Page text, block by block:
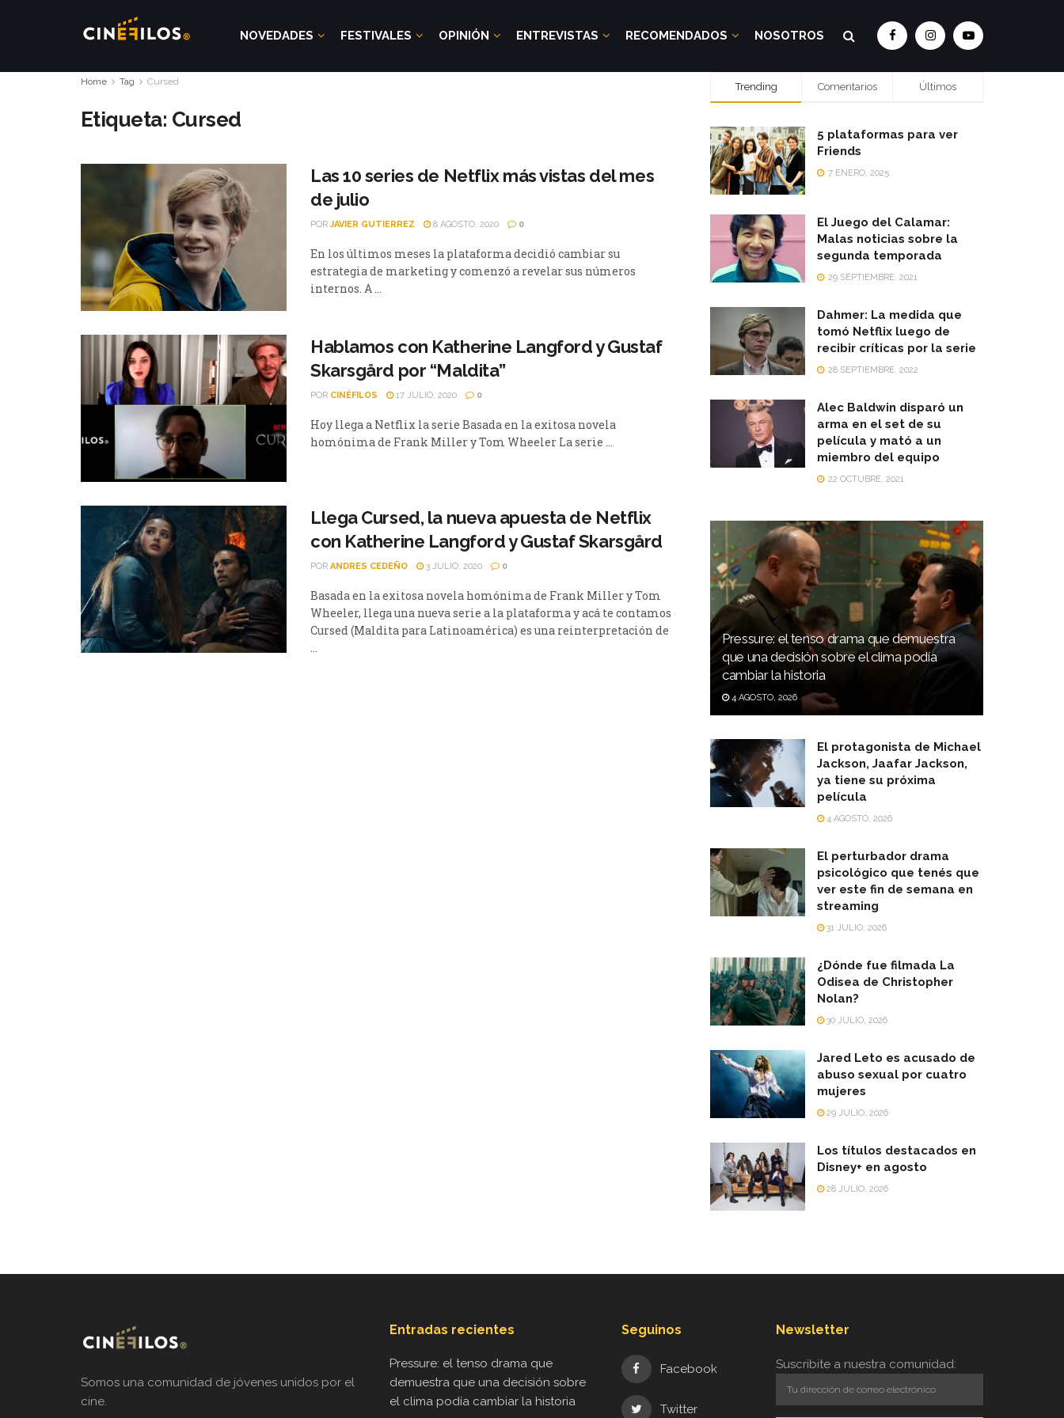
NOVEDADES FESTIVALES OPINIÓN ENTREVISTAS RECOMENDADOS NOSOTROS
Home Tag Cursed
Etiqueta: Cursed
Las 10 series de Netflix más vistas del mes
de julio
POR JAVIER GUTIERREZ 8 AGOSTO, 2020 0
En los últimos meses la plataforma decidió cambiar su
estrategia de marketing y comenzó a revelar sus números
internos. A ...
Hablamos con Katherine Langford y Gustaf
Skarsgård por “Maldita”
POR CINÉFILOS 17 JULIO, 2020 0
Hoy llega a Netflix la serie Basada en la exitosa novela
homónima de Frank Miller y Tom Wheeler La serie ...
Llega Cursed, la nueva apuesta de Netflix
con Katherine Langford y Gustaf Skarsgård
POR ANDRES CEDEÑO 3 JULIO, 2020 0
Basada en la exitosa novela homónima de Frank Miller y Tom
Wheeler, llega una nueva serie a la plataforma y acá te contamos de qué va.
Cursed (Maldita para Latinoamérica) es una reinterpretación de
Trending Comentarios Últimos
5 plataformas para ver
Friends
7 ENERO, 2025
El Juego del Calamar:
Malas noticias sobre la
segunda temporada
29 SEPTIEMBRE, 2021
Dahmer: La medida que
tomó Netflix luego de
recibir críticas por la serie
28 SEPTIEMBRE, 2022
Alec Baldwin disparó un
arma en el set de su
película y mató a un
miembro del equipo
22 OCTUBRE, 2021
Pressure: el tenso drama que demuestra
que una decisión sobre el clima podía
cambiar la historia
4 AGOSTO, 2026
El protagonista de Michael
Jackson, Jaafar Jackson,
ya tiene su próxima
película
4 AGOSTO, 2026
El perturbador drama
psicológico que tenés que
ver este fin de semana en
streaming
31 JULIO, 2026
¿Dónde fue filmada La
Odisea de Christopher
Nolan?
30 JULIO, 2026
Jared Leto es acusado de
abuso sexual por cuatro
mujeres
29 JULIO, 2026
Los títulos destacados en
Disney+ en agosto
28 JULIO, 2026
Somos una comunidad de jóvenes unidos por el
cine.
Entradas recientes
Pressure: el tenso drama que
demuestra que una decisión sobre
el clima podía cambiar la historia
Seguinos
Facebook
Twitter
Newsletter
Suscribite a nuestra comunidad: